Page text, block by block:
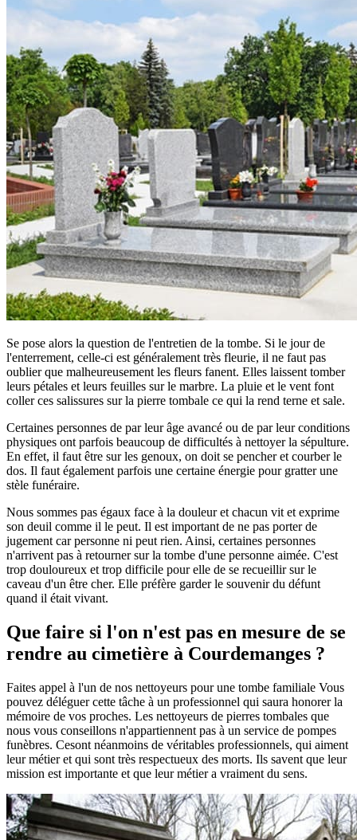
Se pose alors la question de l'entretien de la tombe. Si le jour de
l'enterrement, celle-ci est généralement très fleurie, il ne faut pas
oublier que malheureusement les fleurs fanent. Elles laissent tomber
leurs pétales et leurs feuilles sur le marbre. La pluie et le vent font
coller ces salissures sur la pierre tombale ce qui la rend terne et sale.
Certaines personnes de par leur âge avancé ou de par leur conditions
physiques ont parfois beaucoup de difficultés à nettoyer la sépulture.
En effet, il faut être sur les genoux, on doit se pencher et courber le
dos. Il faut également parfois une certaine énergie pour gratter une
stèle funéraire.
Nous sommes pas égaux face à la douleur et chacun vit et exprime
son deuil comme il le peut. Il est important de ne pas porter de
jugement car personne ni peut rien. Ainsi, certaines personnes
n'arrivent pas à retourner sur la tombe d'une personne aimée. C'est
trop douloureux et trop difficile pour elle de se recueillir sur le
caveau d'un être cher. Elle préfère garder le souvenir du défunt
quand il était vivant.
Que faire si l'on n'est pas en mesure de se
rendre au cimetière à Courdemanges ?
Faites appel à l'un de nos nettoyeurs pour une tombe familiale Vous
pouvez déléguer cette tâche à un professionnel qui saura honorer la
mémoire de vos proches. Les nettoyeurs de pierres tombales que
nous vous conseillons n'appartiennent pas à un service de pompes
funèbres. Cesont néanmoins de véritables professionnels, qui aiment
leur métier et qui sont très respectueux des morts. Ils savent que leur
mission est importante et que leur métier a vraiment du sens.